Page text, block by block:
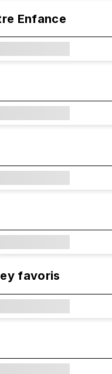
Enfance
favoris